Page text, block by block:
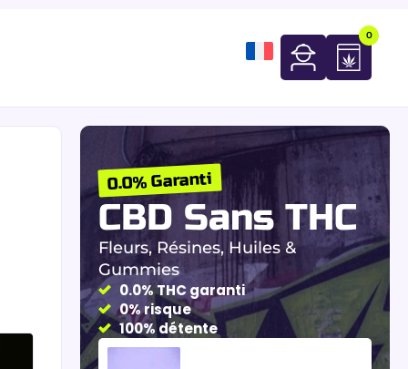
0
CBD Sans THC
Fleurs, Résines, Huiles &
Gummies
0.0% Garanti
0.0% THC garanti
0% risque
100% détente